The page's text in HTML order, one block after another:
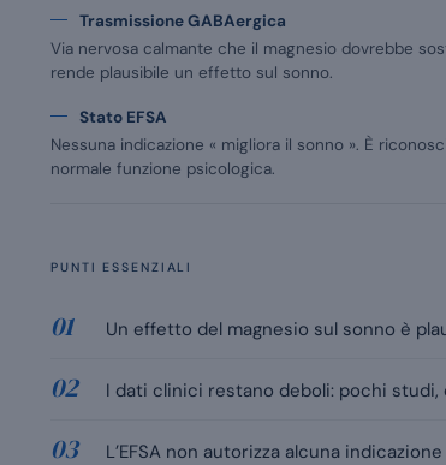
Trasmissione GABAergica
Via nervosa calmante che il magnesio dovrebbe
rende plausibile un effetto sul sonno.
Stato EFSA
Nessuna indicazione « migliora il sonno ». È
normale funzione psicologica.
PUNTI ESSENZIALI
Un effetto del magnesio sul sonno è
I dati clinici restano deboli: pochi studi,
L’EFSA non autorizza alcuna